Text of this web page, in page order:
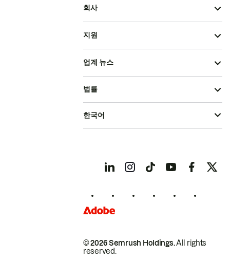
회사
지원
업계 뉴스
© 2026 Semrush Holdings.All rights
reserved.
법률
한국어